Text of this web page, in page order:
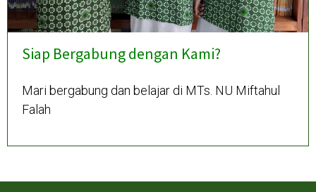
Siap Bergabung dengan Kami?
Mari bergabung dan belajar di MTs. NU Miftahul
Falah